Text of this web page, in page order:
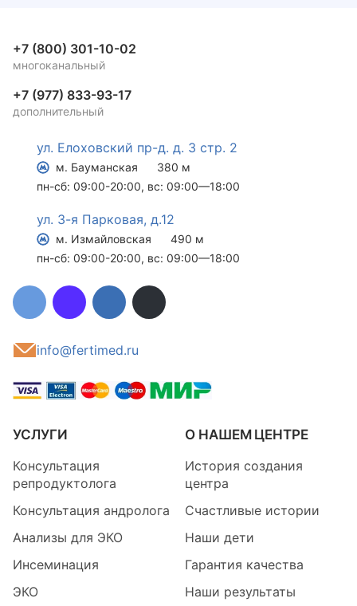
+7 (800) 301-10-02
многоканальный
+7 (977) 833-93-17
дополнительный
ул. Елоховский пр-д. д. 3 стр. 2
м. Бауманская
380 м
пн-сб: 09:00-20:00, вс: 09:00—18:00
ул. 3-я Парковая, д.12
м. Измайловская
490 м
пн-сб: 09:00-20:00, вс: 09:00—18:00
info@fertimed.ru
УСЛУГИ
Консультация
репродуктолога
Консультация андролога
Анализы для ЭКО
Инсеминация
ЭКО
О НАШЕМ ЦЕНТРЕ
История создания
центра
Счастливые истории
Наши дети
Гарантия качества
Наши результаты